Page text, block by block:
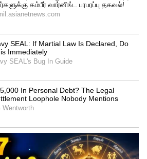
மரங்கள் மின்சாரத்தைக்
செயல்படுது.
மேல இடி அதிகமா
தனியா நிக்குற உயரமான
மரங்கள் இயற்கையான
வேலை செய்யுது.சில
மின்சாரத்தைக்
இருக்கிறதால, அது
ஆச்சரியமான விஷயம்
மரங்களுக்கு இடியைத்